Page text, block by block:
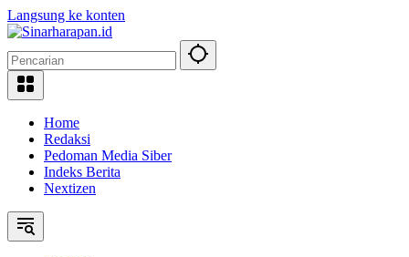
Langsung ke konten
Home
Redaksi
Pedoman Media Siber
Indeks Berita
Nextizen